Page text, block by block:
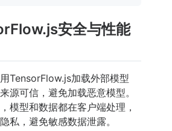
安全与性能
TensorFlow.js加载外部模型
源可信，避免加载恶意模型。
模型和数据都在客户端处理，
私，避免敏感数据泄露。